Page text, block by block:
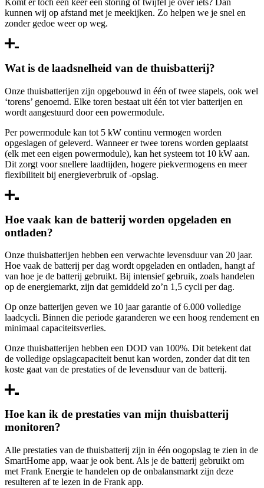
Komt er toch een keer een storing of twijfel je over iets? Dan
kunnen wij op afstand met je meekijken. Zo helpen we je snel en
zonder gedoe weer op weg.
Wat is de laadsnelheid van de thuisbatterij?
Onze thuisbatterijen zijn opgebouwd in één of twee stapels, ook wel
‘torens’ genoemd. Elke toren bestaat uit één tot vier batterijen en
wordt aangestuurd door een powermodule.
Per powermodule kan tot 5 kW continu vermogen worden
opgeslagen of geleverd. Wanneer er twee torens worden geplaatst
(elk met een eigen powermodule), kan het systeem tot 10 kW aan.
Dit zorgt voor snellere laadtijden, hogere piekvermogens en meer
flexibiliteit bij energieverbruik of -opslag.
Hoe vaak kan de batterij worden opgeladen en
ontladen?
Onze thuisbatterijen hebben een verwachte levensduur van 20 jaar.
Hoe vaak de batterij per dag wordt opgeladen en ontladen, hangt af
van hoe je de batterij gebruikt. Bij intensief gebruik, zoals handelen
op de energiemarkt, zijn dat gemiddeld zo’n 1,5 cycli per dag.
Op onze batterijen geven we 10 jaar garantie of 6.000 volledige
laadcycli. Binnen die periode garanderen we een hoog rendement en
minimaal capaciteitsverlies.
Onze thuisbatterijen hebben een DOD van 100%. Dit betekent dat
de volledige opslagcapaciteit benut kan worden, zonder dat dit ten
koste gaat van de prestaties of de levensduur van de batterij.
Hoe kan ik de prestaties van mijn thuisbatterij
monitoren?
Alle prestaties van de thuisbatterij zijn in één oogopslag te zien in de
SmartHome app, waar je ook bent. Als je de batterij gebruikt om
met Frank Energie te handelen op de onbalansmarkt zijn deze
resulteren af te lezen in de Frank app.